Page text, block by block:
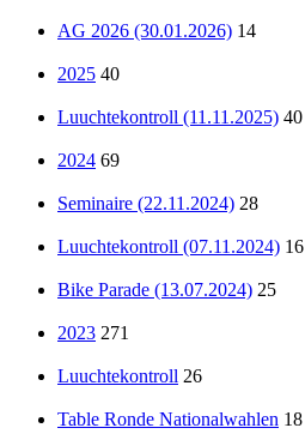
AG 2026 (30.01.2026) 14
2025 40
Luuchtekontroll (11.11.2025) 40
2024 69
Seminaire (22.11.2024) 28
Luuchtekontroll (07.11.2024) 16
Bike Parade (13.07.2024) 25
2023 271
Luuchtekontroll 26
Table Ronde Nationalwahlen 18